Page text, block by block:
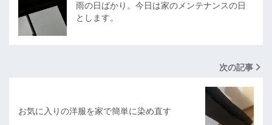
雨の日ばかり。今日は家のメンテナンスの日
とします。
次の記事
お気に入りの洋服を家で簡単に染め直す